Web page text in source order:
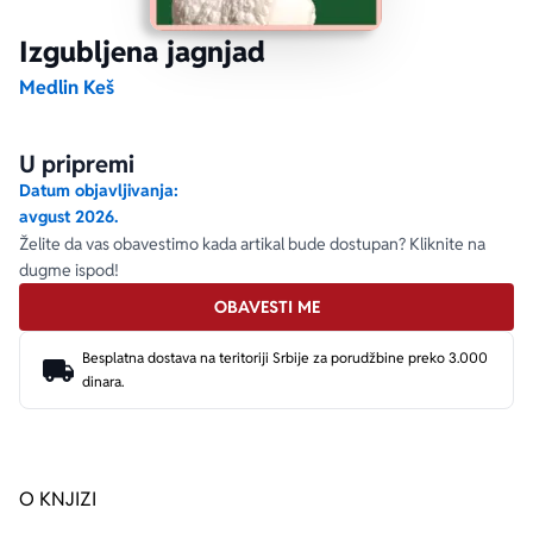
Izgubljena jagnjad
Medlin Keš
O KNJIZI
U pripremi
Datum objavljivanja:
avgust 2026.
Želite da vas obavestimo kada artikal bude dostupan? Kliknite na
dugme ispod!
OBAVESTI ME
Besplatna dostava na teritoriji Srbije za porudžbine preko 3.000
dinara.
Ekranizovane knjige
E-knjige
Autori
Poezija
Biografija
Bojan Ljubenović
Milica Jakovljević Mir-Jam
Peter Handke
Elif Šafak